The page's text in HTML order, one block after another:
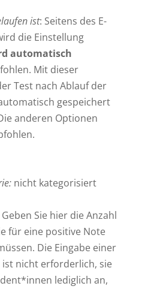
ist: Seitens des E-
die Einstellung
automatisch
Mit dieser
Test nach Ablauf der
gespeichert
anderen Optionen
nicht kategorisiert
Geben Sie hier die Anzahl
für eine positive Note
Die Eingabe einer
ist nicht erforderlich, sie
lediglich an,